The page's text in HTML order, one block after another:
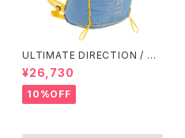
ULTIMATE DIRECTION / ア
ルティメット ディレクション Fas
tpack 30 Men's / Fog
¥26,730
10%OFF